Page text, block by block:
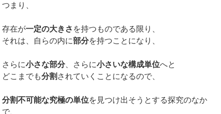
つまり、
存在が一定の大きさ を持つものである限り、
それは、自らの内に部分を持つことになり、
さらに小さな部分、さらに小さいな構成単位へと
どこまでも分割 されていくことになるので、
分割不可能な究極の単位を見つけ出そうとする探究のなか
で、